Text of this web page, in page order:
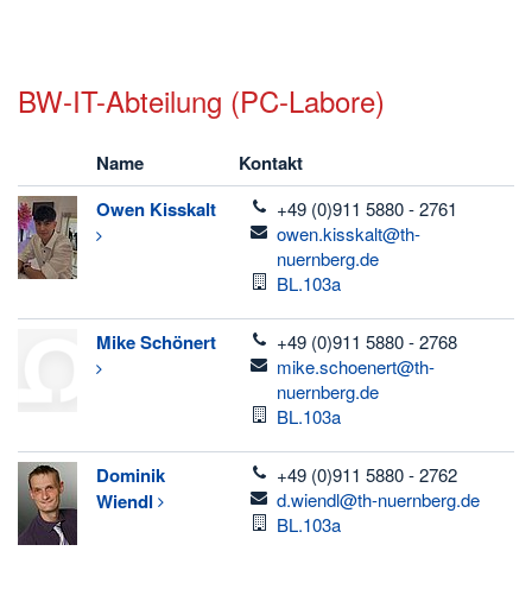
BW-IT-Abteilung (PC-Labore)
Name
Kontakt
Owen Kisskalt telefon
+49 (0)911 5880 - 2761
email
owen.kisskalt@th-
nuernberg.de
Raum
BL.103a
MikeSchönert telefon
+49 (0)911 5880 - 2768
email
mike.schoenert@th-
nuernberg.de
Raum
BL.103a
Dominik
Wiendl
telefon
+49 (0)911 5880 - 2762
email
d.wiendl@th-nuernberg.de
Raum
BL.103a